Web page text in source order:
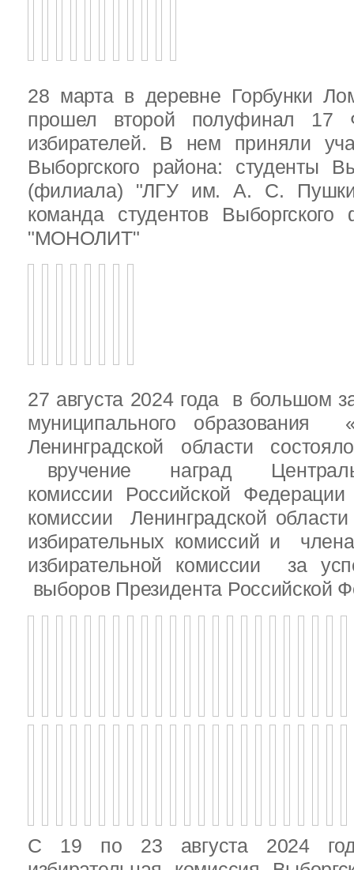
28 марта в деревне Горбунки
прошел второй полуфинал 17
избирателей. В нем приняли
Выборгского района: студенты
(филиала) "ЛГУ им. А. С.
команда студентов
"МОНОЛИТ"
27 августа 2024 года в большом
муниципального образования
Ленинградской области
вручение наград
комиссии Российской
комиссии Ленинградской
избирательных комиссий и
избирательной комиссии за
выборов Президента Российской
С 19 по 23 августа 2024